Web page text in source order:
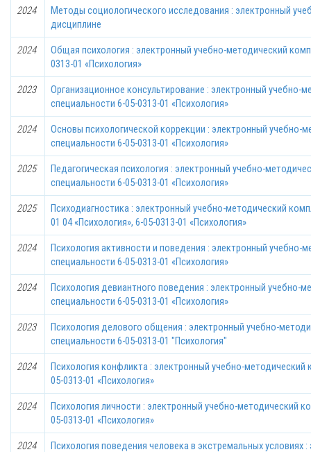
2024
Методы социологического исследования : электронный
дисциплине
2024
Общая психология : электронный учебно-методический
0313-01 «Психология»
2023
Организационное консультирование : электронный учебно-
специальности 6-05-0313-01 «Психология»
2024
Основы психологической коррекции : электронный учебно-
специальности 6-05-0313-01 «Психология»
2025
Педагогическая психология : электронный учебно-
специальности 6-05-0313-01 «Психология»
2025
Психодиагностика : электронный учебно-методический
01 04 «Психология», 6-05-0313-01 «Психология»
2024
Психология активности и поведения : электронный учебно-
специальности 6-05-0313-01 «Психология»
2024
Психология девиантного поведения : электронный учебно-
специальности 6-05-0313-01 «Психология»
2023
Психология делового общения : электронный учебно-
специальности 6-05-0313-01 "Психология"
2024
Психология конфликта : электронный учебно-
05-0313-01 «Психология»
2024
Психология личности : электронный учебно-методический
05-0313-01 «Психология»
2024
Психология поведения человека в экстремальных условиях